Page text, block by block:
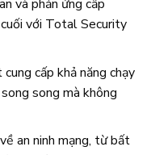
và phản ứng cấp
với Total Security
cấp khả năng chạy
song mà không
an ninh mạng, từ bất